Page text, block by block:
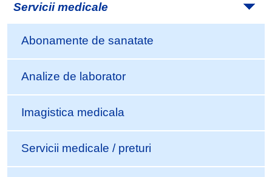
Servicii medicale
Abonamente de sanatate
Analize de laborator
Imagistica medicala
Servicii medicale / preturi